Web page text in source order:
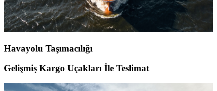
Havayolu Taşımacılığı
Gelişmiş Kargo Uçakları İle Teslimat